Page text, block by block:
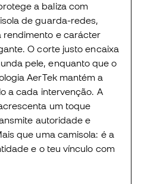
a baliza com
de guarda-redes,
rendimento e carácter
O corte justo encaixa
pele, enquanto que o
AerTek mantém a
a cada intervenção. A
um toque
autoridade e
que uma camisola: é a
e o teu vínculo com